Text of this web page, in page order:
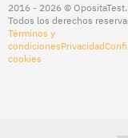
2016 - 2026 © OpositaTest.
Todos los derechos
Términos y
condicionesPrivacidad
cookies